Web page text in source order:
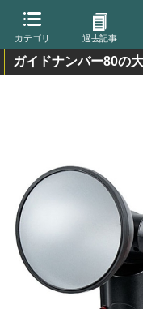
カテゴリ 過去記事
ガイドナンバー80の